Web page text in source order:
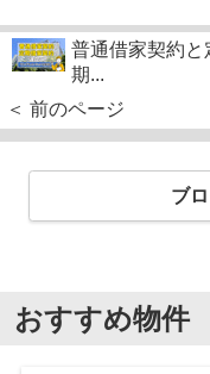
普通借家契約と
期...
＜ 前のページ
ブ
おすすめ物件